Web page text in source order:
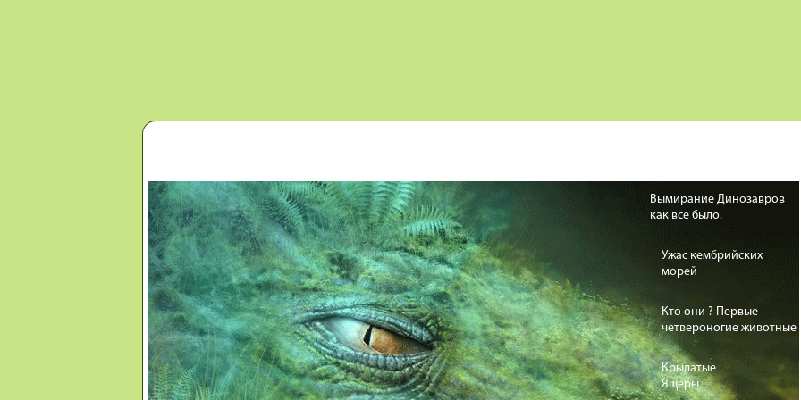
Вымирание Динозавров
как все было.
Ужас кембрийских
морей
Кто они ? Первые
четвероногие животные
Крылатые
Ящеры